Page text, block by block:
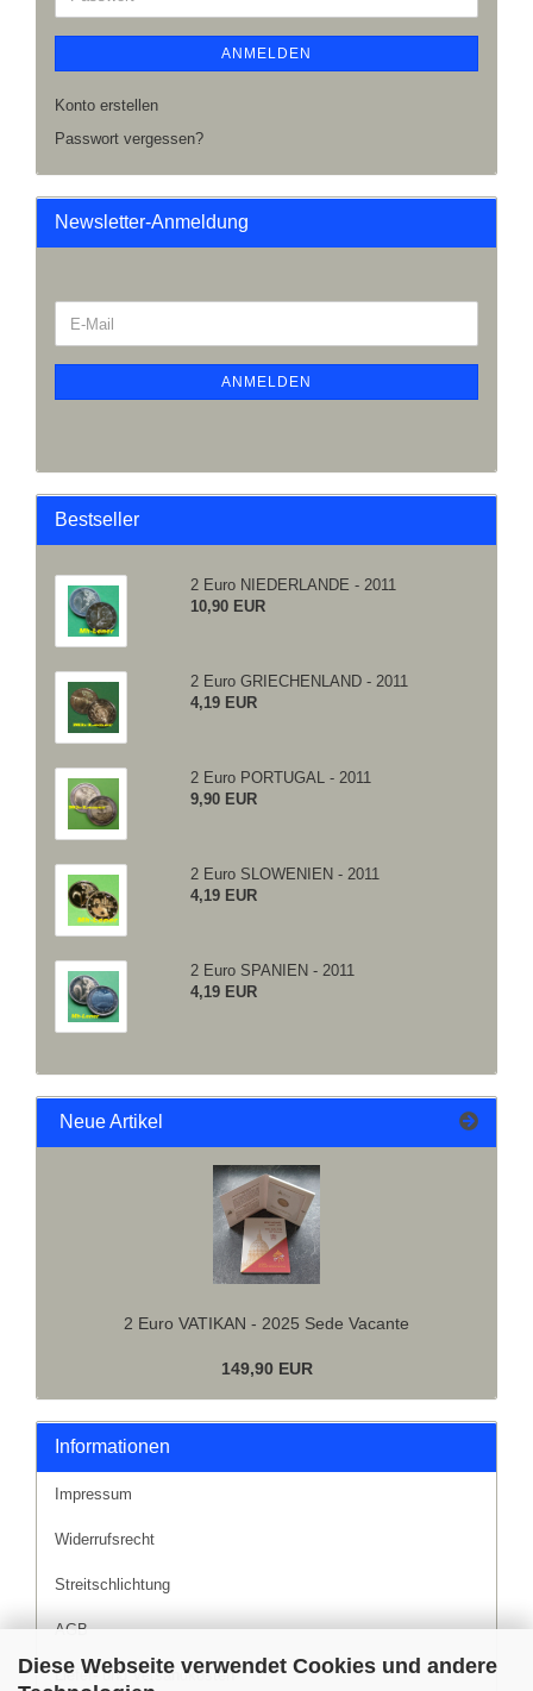
Diese Webseite verwendet Cookies und andere
ANMELDEN
Konto erstellen
Passwort vergessen?
Newsletter-Anmeldung
ANMELDEN
Bestseller
2 Euro NIEDERLANDE - 2011
10,90 EUR
2 Euro GRIECHENLAND - 2011
4,19 EUR
2 Euro PORTUGAL - 2011
9,90 EUR
2 Euro SLOWENIEN - 2011
4,19 EUR
2 Euro SPANIEN - 2011
4,19 EUR
Neue Artikel
2 Euro VATIKAN - 2025 Sede Vacante
149,90 EUR
Informationen
Impressum
Widerrufsrecht
Streitschlichtung
AGB
Liefer- und Versandkosten